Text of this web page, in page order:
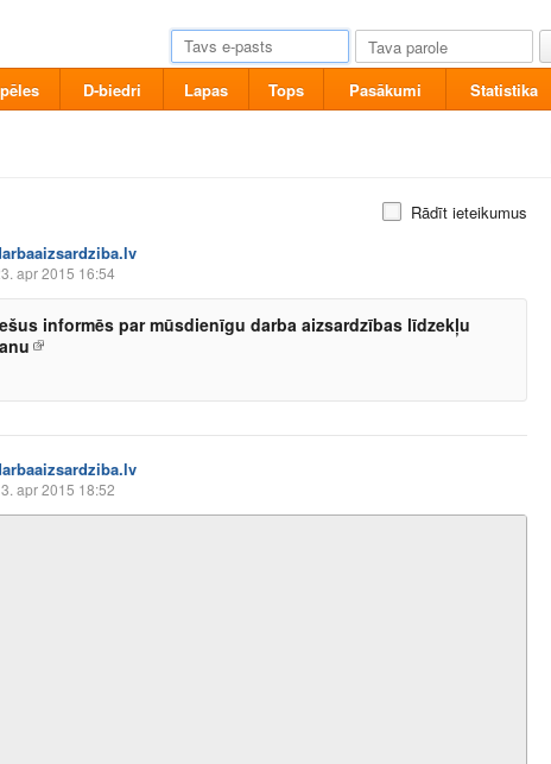
D-biedri Lapas Tops Pasākumi Statistika
Rādīt ieteikumus
apr 2015 16:54
informēs par mūsdienīgu darba aizsardzības līdzekļu
apr 2015 18:52